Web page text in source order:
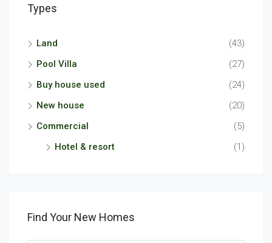
Types
Land
(43)
Pool Villa
(27)
Buy house used
(24)
New house
(20)
Commercial
(5)
Hotel & resort
(1)
Find Your New Homes